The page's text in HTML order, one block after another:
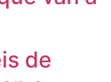
de